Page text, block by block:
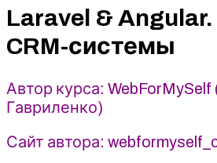
системы
-
Виктор
Laravel &
CRM-системы
Автор курса: WebForMySelf
Гавриленко)
Сайт автора: